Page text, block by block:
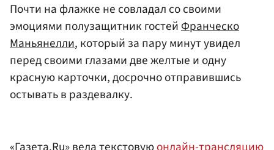
Почти на флажке не совладал со своими
эмоциями полузащитник гостейФранческо
Маньянелли, который за пару минут увидел
перед своими глазами две желтые и одну
красную карточки, досрочно отправившись
остывать в раздевалку.